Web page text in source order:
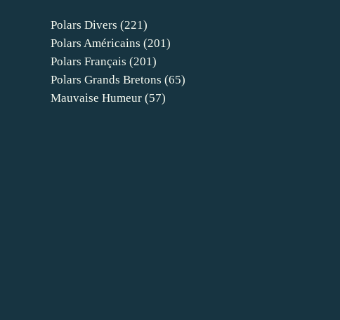
Polars Divers (221)
Polars Américains (201)
Polars Français (201)
Polars Grands Bretons (65)
Mauvaise Humeur (57)